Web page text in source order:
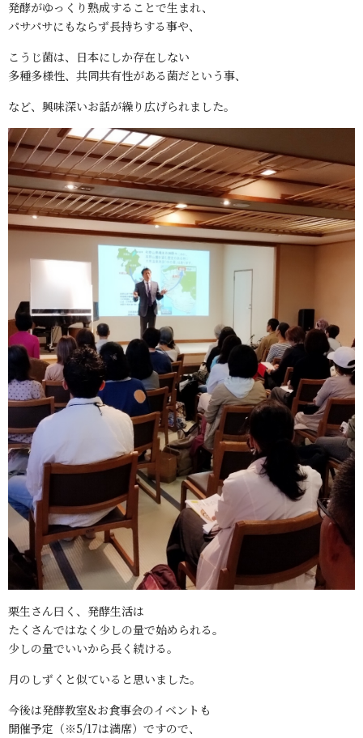
発酵がゆっくり熟成することで生まれ、
パサパサにもならず長持ちする事や、
こうじ菌は、日本にしか存在しない
多種多様性、共同共有性がある菌だという事、
など、興味深いお話が繰り広げられました。
栗生さん曰く、発酵生活は
たくさんではなく少しの量で始められる。
少しの量でいいから長く続ける。
月のしずくと似ていると思いました。
今後は発酵教室&お食事会のイベントも
開催予定（※5/17は満席）ですので、